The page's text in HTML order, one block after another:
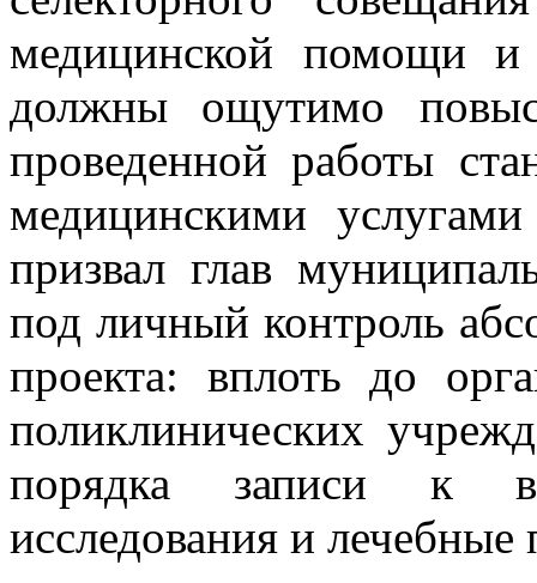
медицинской помощи и
должны ощутимо
проведенной работы
медицинскими
призвал глав
под личный контроль
проекта: вплоть до
поликлинических
порядка записи к
исследования и